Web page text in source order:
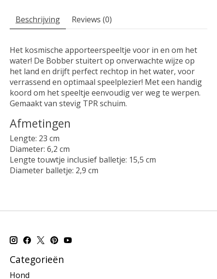
Beschrijving Reviews (0)
Het kosmische apporteerspeeltje voor in en om het
water! De Bobber stuitert op onverwachte wijze op
het land en drijft perfect rechtop in het water, voor
verrassend en optimaal speelplezier! Met een handig
koord om het speeltje eenvoudig ver weg te werpen.
Gemaakt van stevig TPR schuim.
Afmetingen
Lengte: 23 cm
Diameter: 6,2 cm
Lengte touwtje inclusief balletje: 15,5 cm
Diameter balletje: 2,9 cm
Categorieën
Hond